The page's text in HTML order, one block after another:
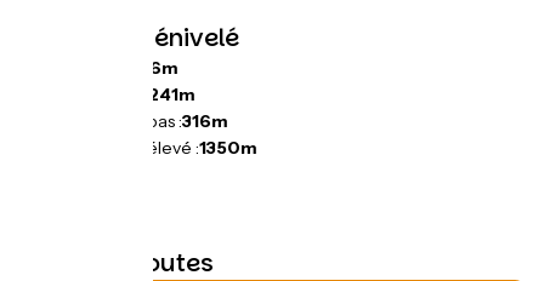
Pentes et dénivelé
586m
1241m
Point le plus bas :316m
Point le plus élevé :1350m
Types de routes